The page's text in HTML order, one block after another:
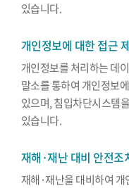
있습니다.
개인정보에 대한 접근
개인정보를 처리하는 데
말소를 통하여 개인정보
있으며, 침입차단시스템
있습니다.
재해·재난 대비 안전조
재해·재난을 대비하여